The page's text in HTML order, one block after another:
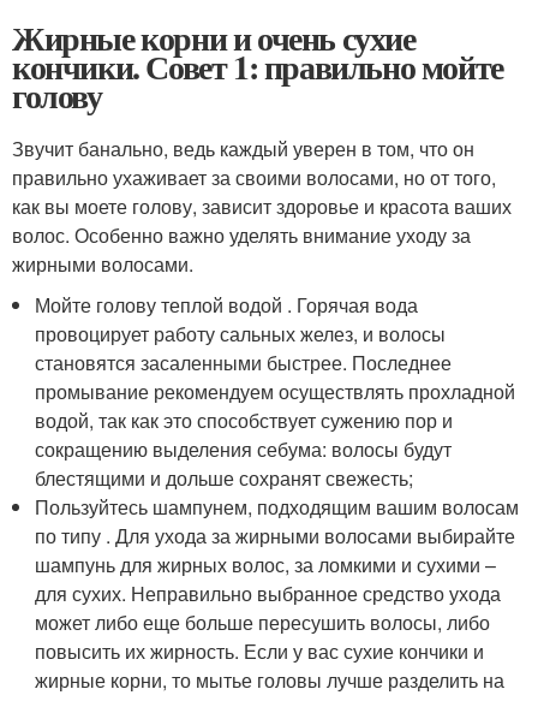
Жирные корни и очень сухие
кончики. Совет 1: правильно мойте
голову
Звучит банально, ведь каждый уверен в том, что он
правильно ухаживает за своими волосами, но от того,
как вы моете голову, зависит здоровье и красота ваших
волос. Особенно важно уделять внимание уходу за
жирными волосами.
Мойте голову теплой водой . Горячая вода
провоцирует работу сальных желез, и волосы
становятся засаленными быстрее. Последнее
промывание рекомендуем осуществлять прохладной
водой, так как это способствует сужению пор и
сокращению выделения себума: волосы будут
блестящими и дольше сохранят свежесть;
Пользуйтесь шампунем, подходящим вашим волосам
по типу . Для ухода за жирными волосами выбирайте
шампунь для жирных волос, за ломкими и сухими –
для сухих. Неправильно выбранное средство ухода
может либо еще больше пересушить волосы, либо
повысить их жирность. Если у вас сухие кончики и
жирные корни, то мытье головы лучше разделить на